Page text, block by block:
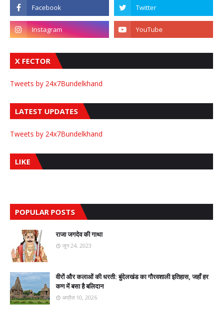
X FECTOR
Tweets by 24x7Bundelkhand
LATEST UPDATES
Tweets by 24x7Bundelkhand
LIKE
POPULAR POSTS
राजा जगदेव की गाथा
जून 24, 2023
वीरों और कलाओं की धरती: बुंदेलखंड का गौरवशाली इतिहास, जहाँ हर
कण में बसा है बलिदान
अप्रैल 10, 2026